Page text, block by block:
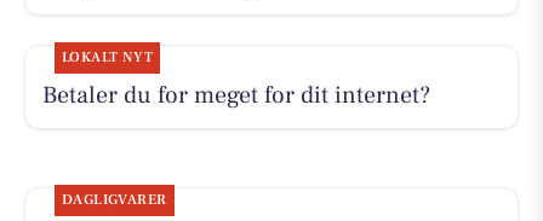
LOKALT NYT
Betaler du for meget for dit internet?
DAGLIGVARER